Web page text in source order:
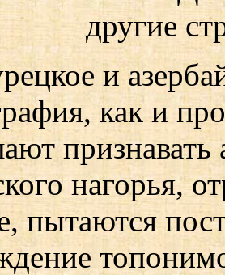
другие
и
как и
нагорья,
пытаются